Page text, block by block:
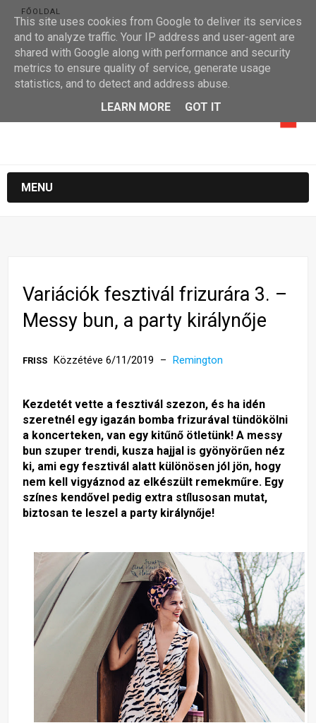
FŐOLDAL
MENU
Variációk fesztivál frizurára 3. –
Messy bun, a party királynője
FRISS Közzétéve 6/11/2019 Remington
Kezdetét vette a fesztivál szezon, és ha idén
szeretnél egy igazán bomba frizurával tündökölni
a koncerteken, van egy kitűnő ötletünk! A messy
bun szuper trendi, kusza hajjal is gyönyörűen néz
ki, ami egy fesztivál alatt különösen jól jön, hogy
nem kell vigyáznod az elkészült remekműre. Egy
színes kendővel pedig extra stílusosan mutat,
biztosan te leszel a party királynője!
This site uses cookies from Google to deliver its services
and to analyze traffic. Your IP address and user-agent are
shared with Google along with performance and security
metrics to ensure quality of service, generate usage
statistics, and to detect and address abuse.
LEARN MORE
GOT IT